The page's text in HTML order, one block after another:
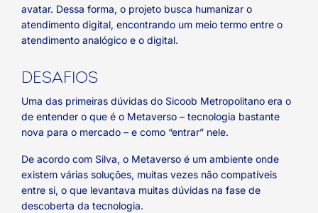
avatar. Dessa forma, o projeto busca humanizar o
atendimento digital, encontrando um meio termo entre o
atendimento analógico e o digital.
DESAFIOS
Uma das primeiras dúvidas do Sicoob Metropolitano era o
de entender o que é o Metaverso – tecnologia bastante
nova para o mercado – e como “entrar” nele.
De acordo com Silva, o Metaverso é um ambiente onde
existem várias soluções, muitas vezes não compatíveis
entre si, o que levantava muitas dúvidas na fase de
descoberta da tecnologia.